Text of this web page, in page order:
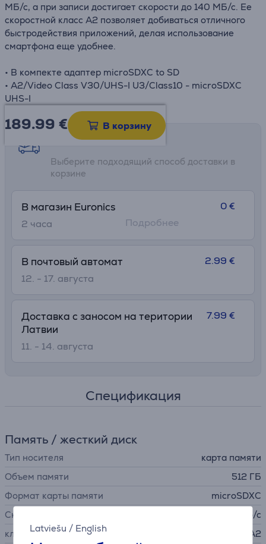
Latviešu / English
МБ/с, а при записи достигает скорости до 140 МБ/с. Ее
скоростной класс A2 позволяет добиваться отличного
быстродействия приложений, делая использование
смартфона еще удобнее.
• В компекте адаптер microSDXC to SD
• A2/Video Class V30/UHS-I U3/Class10 - microSDXC
UHS-I
189.99 € В корзину
Возможности доставки
Выберите подходящий способ доставки в
корзине
В магазин Euronics
2 часa
0 €
Подробнее
В почтовый автомат
12. - 17. августа
2.99 €
Доставка с заносом на територии
Латвии
11. - 14. августа
7.99 €
Спецификация
Память / жесткий диск
Тип носителя
карта памяти
Объем памяти
512 ГБ
Формат карты памяти
microSDXC
Скорость передачи данных
140 Мб/с
класс скорости
U3, V30, Class 10, A2